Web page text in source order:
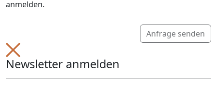
anmelden.
Anfrage senden
Newsletter anmelden